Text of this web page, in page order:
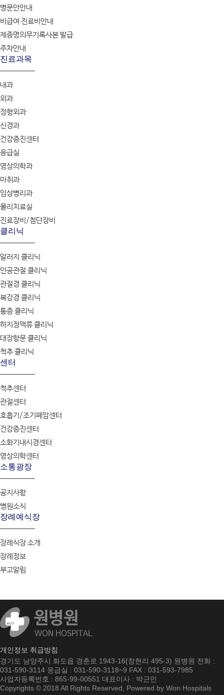
병문안안내
비급여 진료비안내
제증명의무기록사본 발급
주차안내
진료과목
내과
외과
정형외과
신경과
건강증진센터
응급실
영상의학과
마취과
임상병리과
물리치료실
진료장비/첨단장비
클리닉
알러지 클리닉
인공관절 클리닉
관절경 클리닉
복강경 클리닉
통증 클리닉
하지정맥류 클리닉
대장항문 클리닉
척추 클리닉
센터
척추센터
관절센터
호흡기/조기폐암센터
건강증진센터
소화기내시경센터
영상의학센터
소통광장
공지사항
병원소식
장례예식장
장례식장 소개
장례정보
부고알림
개인정보 취급방침
경기도 남양주시 화도읍 경춘로 1943-16(창현리 495-3) 원병원 전화 :
031-590-3114 응급실 : 031-590-3118~9 FAX : 031-593-7985
사업자등록번호 : 865-99-00551 대표이사 : 박근민
Copyrights © 2018 All Rights Reserved, Powered by Won Hospitals